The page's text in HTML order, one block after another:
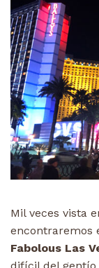
Mil veces vista
encontraremos
Fabolous Las